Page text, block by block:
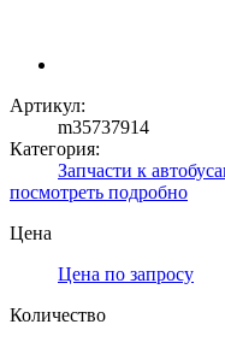
Артикул:
m35737914
Категория:
Запчасти к
посмотреть подробно
Цена
Цена по запросу
Количество